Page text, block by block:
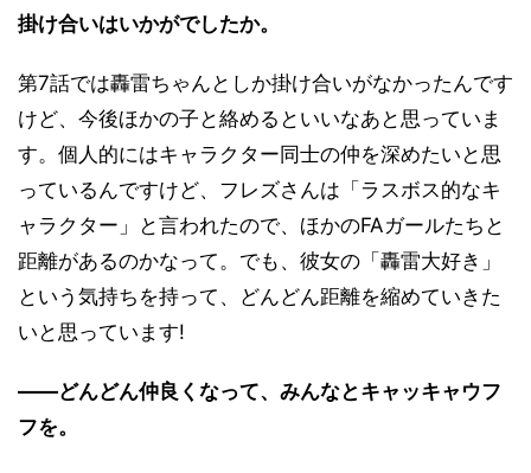
掛け合いはいかがでしたか。
第7話では轟雷ちゃんとしか掛け合いがなかったんです
けど、今後ほかの子と絡めるといいなあと思っていま
す。個人的にはキャラクター同士の仲を深めたいと思
っているんですけど、フレズさんは「ラスボス的なキ
ャラクター」と言われたので、ほかのFAガールたちと
距離があるのかなって。でも、彼女の「轟雷大好き」
という気持ちを持って、どんどん距離を縮めていきた
いと思っています!
――どんどん仲良くなって、みんなとキャッキャウフ
フを。